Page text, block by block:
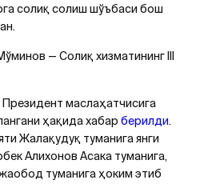
солиқ солиш шўъбаси бош
— Солиқ хизматининг III
маслаҳатчисига
ҳақида хабар берилди.
Жалақудуқ туманига янги
Aлихонов Aсака туманига,
туманига ҳоким этиб